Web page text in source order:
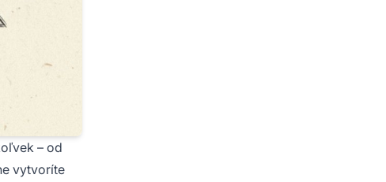
– od
vytvoríte